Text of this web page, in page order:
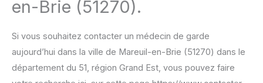
en-Brie (51270).
Si vous souhaitez contacter un médecin de garde
aujourd’hui dans la ville de Mareuil-en-Brie (51270) dans le
département du 51, région Grand Est, vous pouvez faire